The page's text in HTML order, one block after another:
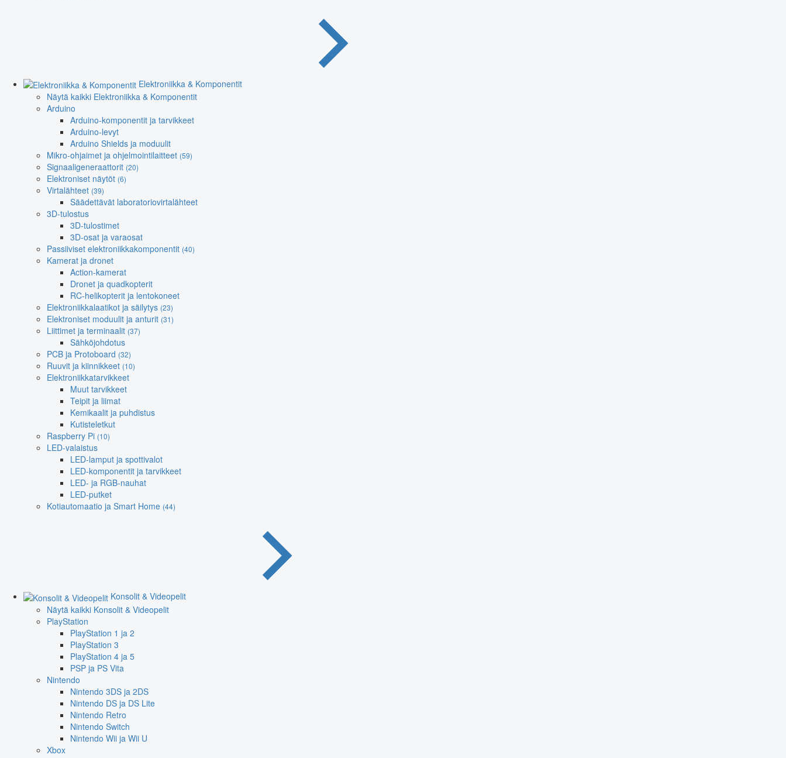
Elektroniikka & Komponentit
Näytä kaikki Elektroniikka & Komponentit
Arduino
Arduino-komponentit ja tarvikkeet
Arduino-levyt
Arduino Shields ja moduulit
Mikro-ohjaimet ja ohjelmointilaitteet (59)
Signaaligeneraattorit (20)
Elektroniset näytöt (6)
Virtalähteet (39)
Säädettävät laboratoriovirtalähteet
3D-tulostus
3D-tulostimet
3D-osat ja varaosat
Passiiviset elektroniikkakomponentit (40)
Kamerat ja dronet
Action-kamerat
Dronet ja quadkopterit
RC-helikopterit ja lentokoneet
Elektroniikkalaatikot ja säilytys (23)
Elektroniset moduulit ja anturit (31)
Liittimet ja terminaalit (37)
Sähköjohdotus
PCB ja Protoboard (32)
Ruuvit ja kiinnikkeet (10)
Elektroniikkatarvikkeet
Muut tarvikkeet
Teipit ja liimat
Kemikaalit ja puhdistus
Kutisteletkut
Raspberry Pi (10)
LED-valaistus
LED-lamput ja spottivalot
LED-komponentit ja tarvikkeet
LED- ja RGB-nauhat
LED-putket
Kotiautomaatio ja Smart Home (44)
Konsolit & Videopelit
Näytä kaikki Konsolit & Videopelit
PlayStation
PlayStation 1 ja 2
PlayStation 3
PlayStation 4 ja 5
PSP ja PS Vita
Nintendo
Nintendo 3DS ja 2DS
Nintendo DS ja DS Lite
Nintendo Retro
Nintendo Switch
Nintendo Wii ja Wii U
Xbox